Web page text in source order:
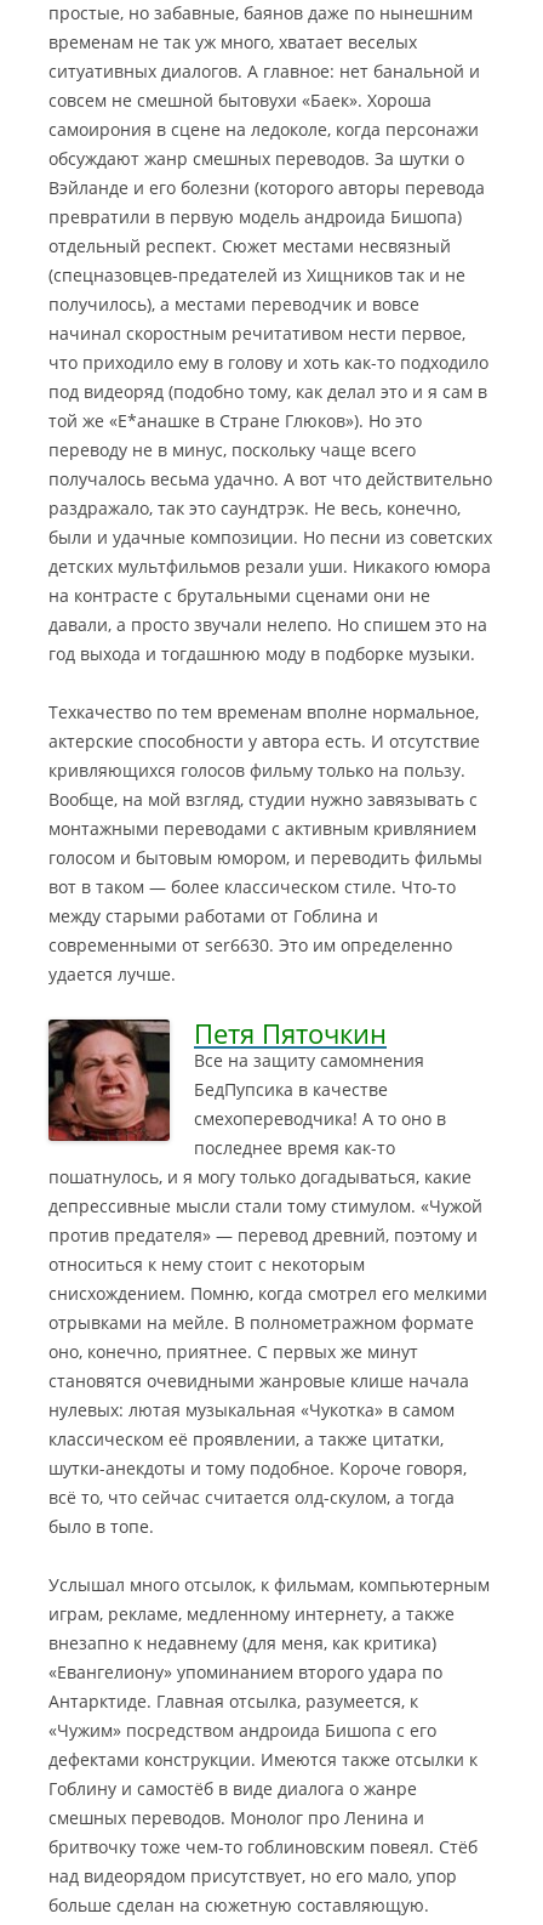
простые, но забавные, баянов даже по нынешним
временам не так уж много, хватает веселых
ситуативных диалогов. А главное: нет банальной и
совсем не смешной бытовухи «Баек». Хороша
самоирония в сцене на ледоколе, когда персонажи
обсуждают жанр смешных переводов. За шутки о
Вэйланде и его болезни (которого авторы перевода
превратили в первую модель андроида Бишопа)
отдельный респект. Сюжет местами несвязный
(спецназовцев-предателей из Хищников так и не
получилось), а местами переводчик и вовсе
начинал скоростным речитативом нести первое,
что приходило ему в голову и хоть как-то подходило
под видеоряд (подобно тому, как делал это и я сам в
той же «Е*анашке в Стране Глюков»). Но это
переводу не в минус, поскольку чаще всего
получалось весьма удачно. А вот что действительно
раздражало, так это саундтрэк. Не весь, конечно,
были и удачные композиции. Но песни из советских
детских мультфильмов резали уши. Никакого юмора
на контрасте с брутальными сценами они не
давали, а просто звучали нелепо. Но спишем это на
год выхода и тогдашнюю моду в подборке музыки.
Техкачество по тем временам вполне нормальное,
актерские способности у автора есть. И отсутствие
кривляющихся голосов фильму только на пользу.
Вообще, на мой взгляд, студии нужно завязывать с
монтажными переводами с активным кривлянием
голосом и бытовым юмором, и переводить фильмы
вот в таком — более классическом стиле. Что-то
между старыми работами от Гоблина и
современными от ser6630. Это им определенно
удается лучше.
Петя Пяточкин
Все на защиту самомнения
БедПупсика в качестве
смехопереводчика! А то оно в
последнее время как-то
пошатнулось, и я могу только догадываться, какие
депрессивные мысли стали тому стимулом. «Чужой
против предателя» — перевод древний, поэтому и
относиться к нему стоит с некоторым
снисхождением. Помню, когда смотрел его мелкими
отрывками на мейле. В полнометражном формате
оно, конечно, приятнее. С первых же минут
становятся очевидными жанровые клише начала
нулевых: лютая музыкальная «Чукотка» в самом
классическом её проявлении, а также цитатки,
шутки-анекдоты и тому подобное. Короче говоря,
всё то, что сейчас считается олд-скулом, а тогда
было в топе.
Услышал много отсылок, к фильмам, компьютерным
играм, рекламе, медленному интернету, а также
внезапно к недавнему (для меня, как критика)
«Евангелиону» упоминанием второго удара по
Антарктиде. Главная отсылка, разумеется, к
«Чужим» посредством андроида Бишопа с его
дефектами конструкции. Имеются также отсылки к
Гоблину и самостёб в виде диалога о жанре
смешных переводов. Монолог про Ленина и
бритвочку тоже чем-то гоблиновским повеял. Стёб
над видеорядом присутствует, но его мало, упор
больше сделан на сюжетную составляющую.